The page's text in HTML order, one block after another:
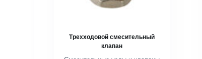
Трехходовой смесительный
клапан